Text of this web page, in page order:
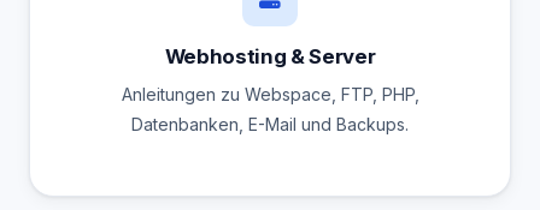
Webhosting & Server
Anleitungen zu Webspace, FTP, PHP,
Datenbanken, E-Mail und Backups.